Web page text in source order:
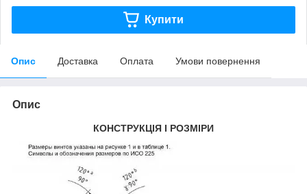
Купити
Опис Доставка Оплата Умови повернення
Опис
КОНСТРУКЦІЯ І РОЗМІРИ